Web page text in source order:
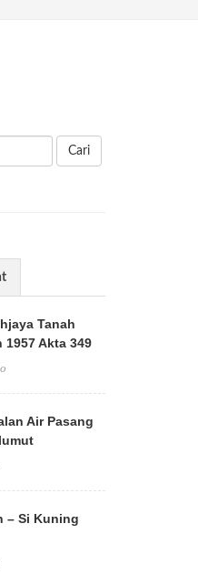
Cari
Tanah
1957 Akta 349
Air Pasang
– Si Kuning